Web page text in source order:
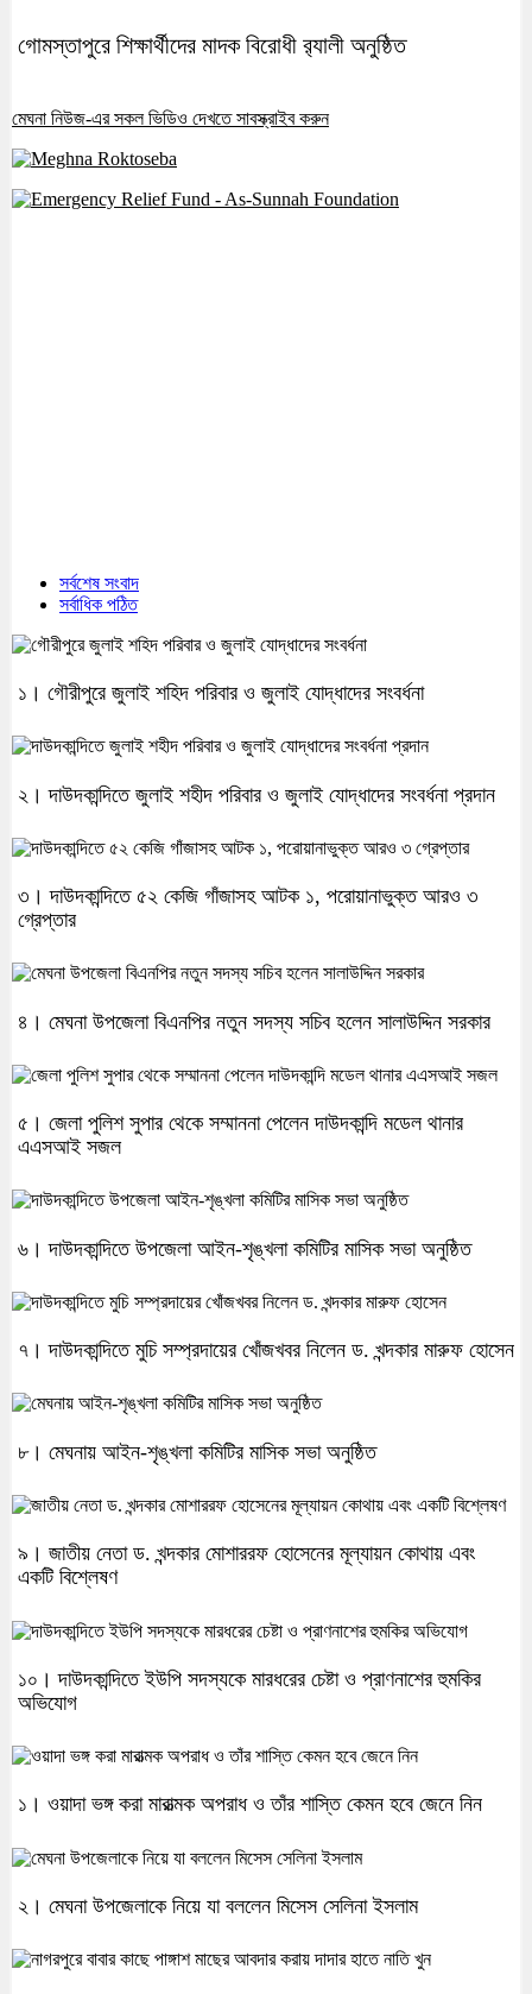
গোমস্তাপুরে শিক্ষার্থীদের মাদক বিরোধী র‍্যালী অনুষ্ঠিত
মেঘনা নিউজ-এর সকল ভিডিও দেখতে সাবস্ক্রাইব করুন
সর্বশেষ সংবাদ
সর্বাধিক পঠিত
১। গৌরীপুরে জুলাই শহিদ পরিবার ও জুলাই যোদ্ধাদের সংবর্ধনা
২। দাউদকান্দিতে জুলাই শহীদ পরিবার ও জুলাই যোদ্ধাদের সংবর্ধনা প্রদান
৩। দাউদকান্দিতে ৫২ কেজি গাঁজাসহ আটক ১, পরোয়ানাভুক্ত আরও ৩
গ্রেপ্তার
৪। মেঘনা উপজেলা বিএনপির নতুন সদস্য সচিব হলেন সালাউদ্দিন সরকার
৫। জেলা পুলিশ সুপার থেকে সম্মাননা পেলেন দাউদকান্দি মডেল থানার
এএসআই সজল
৬। দাউদকান্দিতে উপজেলা আইন-শৃঙ্খলা কমিটির মাসিক সভা অনুষ্ঠিত
৭। দাউদকান্দিতে মুচি সম্প্রদায়ের খোঁজখবর নিলেন ড. খন্দকার মারুফ হোসেন
৮। মেঘনায় আইন-শৃঙ্খলা কমিটির মাসিক সভা অনুষ্ঠিত
৯। জাতীয় নেতা ড. খন্দকার মোশাররফ হোসেনের মূল্যায়ন কোথায় এবং
একটি বিশ্লেষণ
১০। দাউদকান্দিতে ইউপি সদস্যকে মারধরের চেষ্টা ও প্রাণনাশের হুমকির
অভিযোগ
১। ওয়াদা ভঙ্গ করা মারাত্মক অপরাধ ও তাঁর শাস্তি কেমন হবে জেনে নিন
২। মেঘনা উপজেলাকে নিয়ে যা বললেন মিসেস সেলিনা ইসলাম